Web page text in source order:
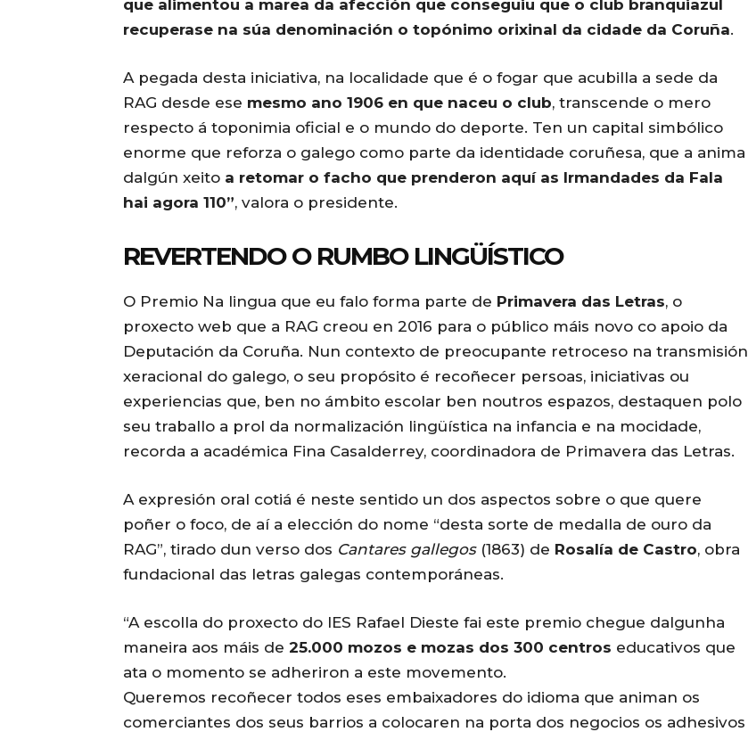
que alimentou a marea da afección que conseguiu que o club branquiazul
recuperase na súa denominación o topónimo orixinal da cidade da Coruña.
A pegada desta iniciativa, na localidade que é o fogar que acubilla a sede da
RAG desde ese mesmo ano 1906 en que naceu o club, transcende o mero
respecto á toponimia oficial e o mundo do deporte. Ten un capital simbólico
enorme que reforza o galego como parte da identidade coruñesa, que a anima
dalgún xeito a retomar o facho que prenderon aquí as Irmandades da Fala
hai agora 110”, valora o presidente.
REVERTENDO O RUMBO LINGÜÍSTICO
O Premio Na lingua que eu falo forma parte de Primavera das Letras, o
proxecto web que a RAG creou en 2016 para o público máis novo co apoio da
Deputación da Coruña. Nun contexto de preocupante retroceso na transmisión
xeracional do galego, o seu propósito é recoñecer persoas, iniciativas ou
experiencias que, ben no ámbito escolar ben noutros espazos, destaquen polo
seu traballo a prol da normalización lingüística na infancia e na mocidade,
recorda a académica Fina Casalderrey, coordinadora de Primavera das Letras.
A expresión oral cotiá é neste sentido un dos aspectos sobre o que quere
poñer o foco, de aí a elección do nome “desta sorte de medalla de ouro da
RAG”, tirado dun verso dos Cantares gallegos (1863) de Rosalía de Castro, obra
fundacional das letras galegas contemporáneas.
“A escolla do proxecto do IES Rafael Dieste fai este premio chegue dalgunha
maneira aos máis de 25.000 mozos e mozas dos 300 centros educativos que
ata o momento se adheriron a este movemento.
Queremos recoñecer todos eses embaixadores do idioma que animan os
comerciantes dos seus barrios a colocaren na porta dos negocios os adhesivos